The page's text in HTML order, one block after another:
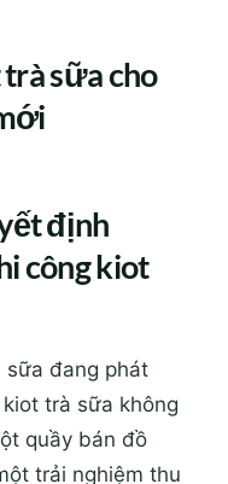
sữa cho
định
công kiot
sữa đang phát
trà sữa không
quầy bán đồ
trải nghiệm thu